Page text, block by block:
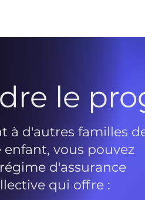
le
à d'autres familles
enfant, vous pouvez
d'assurance
qui offre :